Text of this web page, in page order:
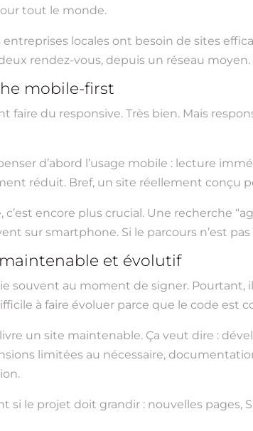
tout le monde.
entreprises locales ont besoin de sites
rendez-vous, depuis un réseau moyen.
mobile-first
faire du responsive. Très bien. Mais
d’abord l’usage mobile : lecture
réduit. Bref, un site réellement conçu
encore plus crucial. Une recherche
sur smartphone. Si le parcours n’est
et évolutif
souvent au moment de signer.
à faire évoluer parce que le code est
un site maintenable. Ça veut dire :
limitées au nécessaire,
si le projet doit grandir : nouvelles